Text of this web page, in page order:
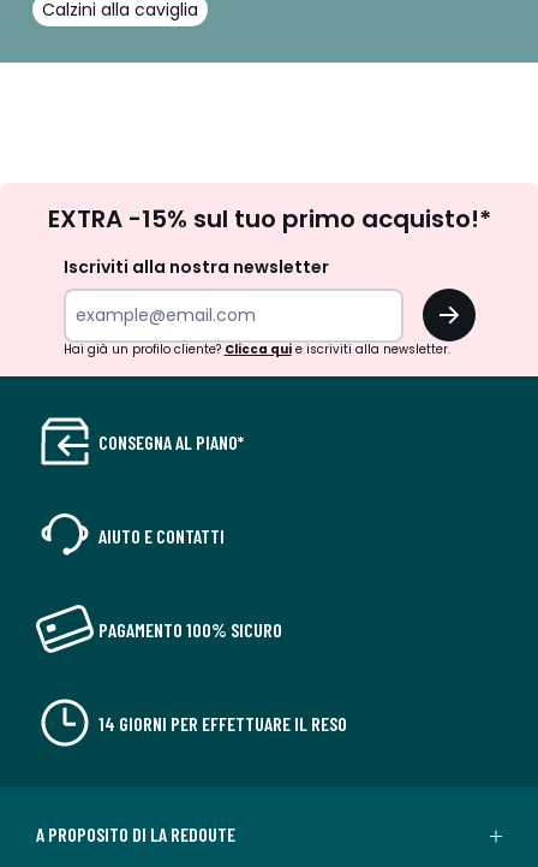
Calzini alla caviglia
newsletter
EXTRA -15% sul tuo primo acquisto!*
Iscriviti alla nostra newsletter
OK
Hai già un profilo cliente? Clicca quie iscriviti alla newsletter.
CONSEGNA AL PIANO*
AIUTO E CONTATTI
PAGAMENTO 100% SICURO
14 GIORNI PER EFFETTUARE IL RESO
A PROPOSITO DI LA REDOUTE